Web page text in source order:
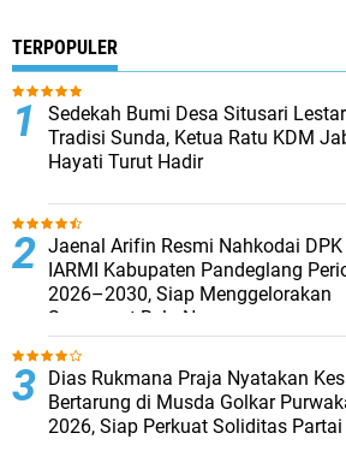
TERPOPULER
Sedekah Bumi Desa Situsari
Tradisi Sunda, Ketua Ratu KDM
Hayati Turut Hadir
Jaenal Arifin Resmi Nahkodai DPK
IARMI Kabupaten Pandeglang
2026–2030, Siap Menggelorakan
Semangat Bela Negara
Dias Rukmana Praja Nyatakan
Bertarung di Musda Golkar
2026, Siap Perkuat Soliditas Partai